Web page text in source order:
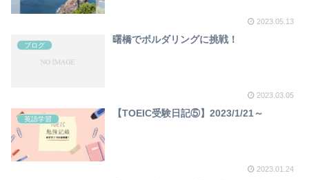
2023.05.13
ブログ
曙橋でボルダリングに挑戦！
2023.03.05
英語学習
【TOEIC受験日記⑤】2023/1/21～
2023.01.24